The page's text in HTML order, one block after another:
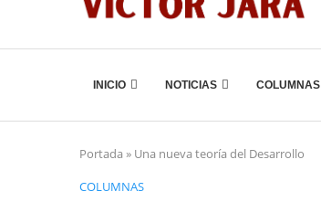
INICIO NOTICIAS COLUMNAS
Portada » Una nueva teoría del Desarrollo
COLUMNAS